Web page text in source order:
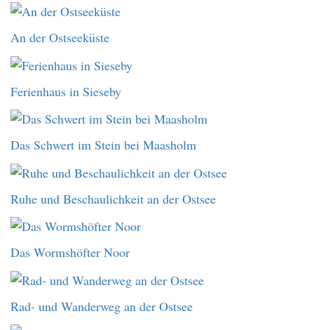
An der Ostseeküste
Ferienhaus in Sieseby
Das Schwert im Stein bei Maasholm
Ruhe und Beschaulichkeit an der Ostsee
Das Wormshöfter Noor
Rad- und Wanderweg an der Ostsee